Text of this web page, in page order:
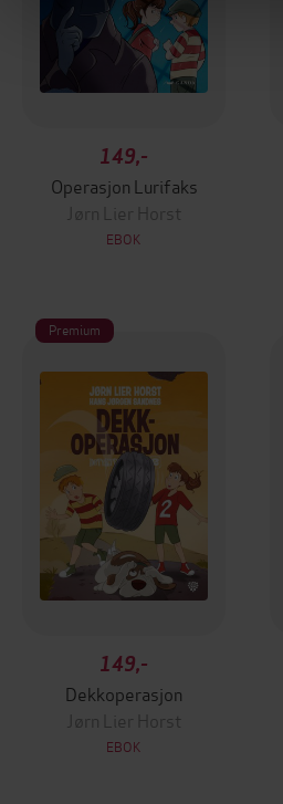
149,-
Operasjon Lurifaks
Jørn Lier Horst
EBOK
Premium
149,-
Dekkoperasjon
Jørn Lier Horst
EBOK